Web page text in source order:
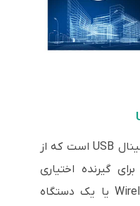
ویدئو پروژکتور شامل یک ترمینال USB است که از
منبع تغذیه 5 V/2 A DC برای گیرنده اختیاری
Wireless Presentation PressIT یا یک دستگاه